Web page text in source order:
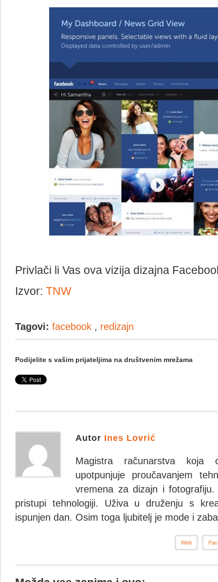
Privlači li Vas ova vizija dizajna
Izvor: TNW
Tagovi: facebook , redizajn
Podijelite s vašim prijateljima na društvenim mrežama
Autor Ines Lovrić
Magistra računarstva
upotpunjuje proučavanjem
vremena za dizajn i
pristupi tehnologiji. Uživa u druženju s
ispunjen dan. Osim toga ljubitelj je mode i
Web